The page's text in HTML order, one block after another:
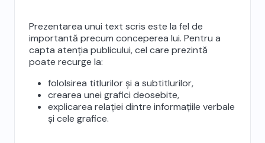
Prezentarea unui text scris este la fel de
importantă precum conceperea lui. Pentru a
capta atenția publicului, cel care prezintă
poate recurge la:
fololsirea titlurilor și a subtitlurilor,
crearea unei grafici deosebite,
explicarea relației dintre informațiile verbale
și cele grafice.